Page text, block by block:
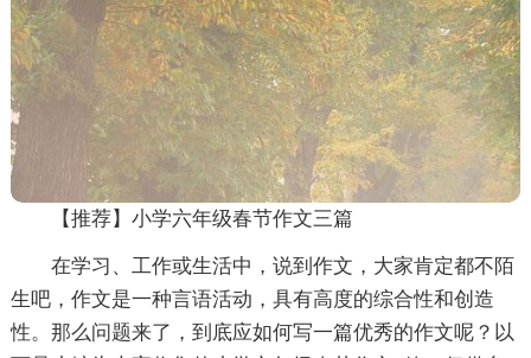
【推荐】小学六年级春节作文三篇
在学习、工作或生活中，说到作文，大家肯定都不陌
生吧，作文是一种言语活动，具有高度的综合性和创造
性。那么问题来了，到底应如何写一篇优秀的作文呢？以